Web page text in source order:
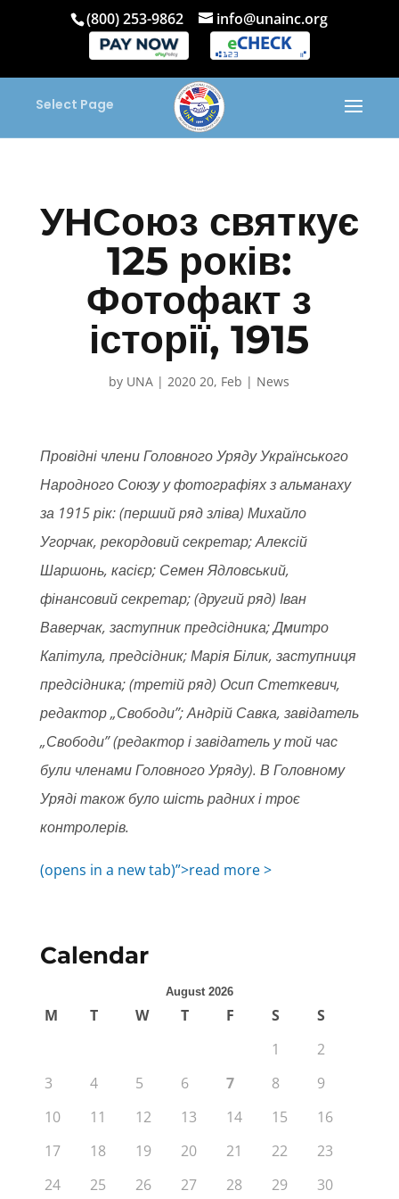
(800) 253-9862 info@unainc.org
Select Page
УНСоюз святкує
125 років:
Фотофакт з
історії, 1915
by UNA |2020 20, Feb | News
Провідні члени Головного Уряду Українського
Народного Союзу у фотографіях з альманаху
за 1915 рік: (перший ряд зліва) Михайло
Угорчак, рекордовий секретар; Алексій
Шаршонь, касієр; Семен Ядловський,
фінансовий секретар; (другий ряд) Іван
Ваверчак, заступник предсідника; Дмитро
Капітула, предсідник; Марія Білик, заступниця
предсідника; (третій ряд) Осип Стеткевич,
редактор „Свободи”; Андрій Савка, завідатель
„Свободи” (редактор і завідатель у той час
були членами Головного Уряду). В Головному
Уряді також було шість радних і троє
контролерів.
(opens in a new tab)”>read more >
Calendar
August 2026
M T W T F S
S
1
2
3
4 5 6 7 8
9
10
11 12 13 14 15
16
17
18 19 20 21 22
23
24
25 26 27 28 29 30